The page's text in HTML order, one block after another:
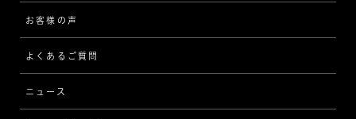
[フォルムから選ぶ]
ストレート
ウェーブ
ピアス/イヤリング
ブレスレット
企業の取り組み
アフターサービス
MESSAGE IN DIAMOND
品質保証
お客様の声
よくあるご質問
ニュース